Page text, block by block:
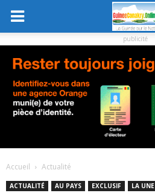
publicité
Accueil Actualité
ACTUALITÉ AU PAYS EXCLUSIF LA UNE